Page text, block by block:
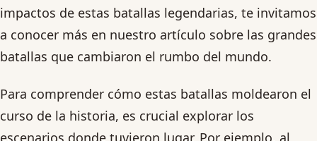
impactos de estas batallas legendarias, te invitamos
a conocer más en nuestro artículo sobre las grandes
batallas que cambiaron el rumbo del mundo.
Para comprender cómo estas batallas moldearon el
curso de la historia, es crucial explorar los
escenarios donde tuvieron lugar. Por ejemplo, al